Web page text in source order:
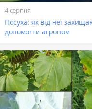
4 серпня
Посуха: як від неї
допомогти агроном